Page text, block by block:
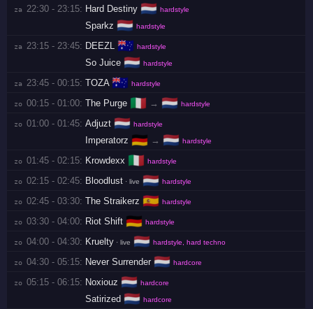
za 22:30 - 23:15: Hard Destiny 🇳🇱 hardstyle
Sparkz 🇳🇱 hardstyle
za 23:15 - 23:45: DEEZL 🇦🇺 hardstyle
So Juice 🇳🇱 hardstyle
za 23:45 - 00:15: TOZA 🇦🇺 hardstyle
zo 00:15 - 01:00: The Purge 🇮🇹 → 🇳🇱 hardstyle
zo 01:00 - 01:45: Adjuzt 🇳🇱 hardstyle
Imperatorz 🇩🇪 → 🇳🇱 hardstyle
zo 01:45 - 02:15: Krowdexx 🇮🇹 hardstyle
zo 02:15 - 02:45: Bloodlust · live 🇳🇱 hardstyle
zo 02:45 - 03:30: The Straikerz 🇪🇸 hardstyle
zo 03:30 - 04:00: Riot Shift 🇩🇪 hardstyle
zo 04:00 - 04:30: Kruelty · live 🇳🇱 hardstyle, hard techno
zo 04:30 - 05:15: Never Surrender 🇳🇱 hardcore
zo 05:15 - 06:15: Noxiouz 🇳🇱 hardcore
Satirized 🇳🇱 hardcore